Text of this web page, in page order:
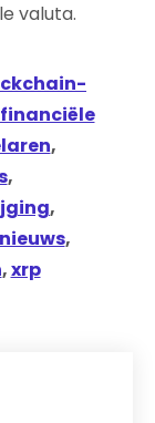
valuta.
financiële
,
,
,
,
,xrp